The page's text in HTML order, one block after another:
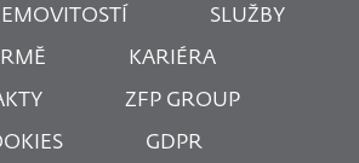
SLUŽBY
KARIÉRA
ZFP GROUP
GDPR